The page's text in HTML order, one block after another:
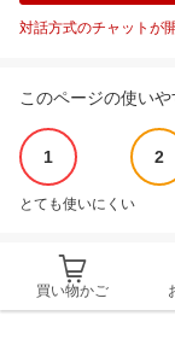
対話方式のチャットが
このページの使い
1 2
とても使いにくい
買い物かご